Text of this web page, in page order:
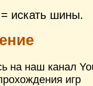
искать шины.
на наш канал
игр